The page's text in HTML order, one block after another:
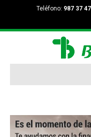
Teléfono: 987 37